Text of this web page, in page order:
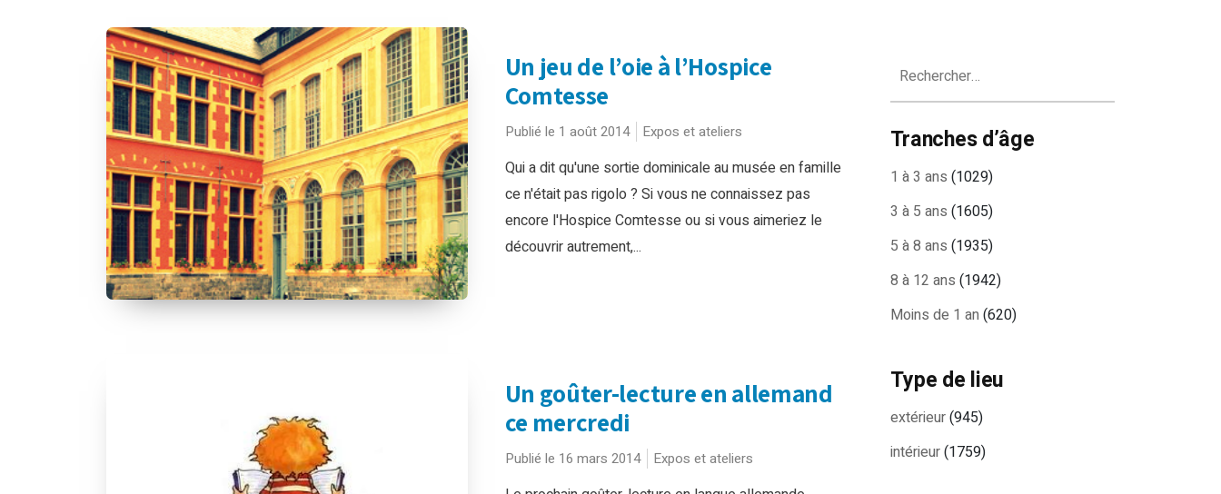
Un jeu de l’oie à l’Hospice
Comtesse
Publié le 1 août 2014 Expos et ateliers
Qui a dit qu'une sortie dominicale au musée en famille
ce n'était pas rigolo ? Si vous ne connaissez pas
encore l'Hospice Comtesse ou si vous aimeriez le
découvrir autrement,...
Un goûter-lecture en allemand
ce mercredi
Publié le 16 mars 2014 Expos et ateliers
Tranches d’âge
1 à 3 ans (1029)
3 à 5 ans (1605)
5 à 8 ans (1935)
8 à 12 ans (1942)
Moins de 1 an (620)
Type de lieu
extérieur(945)
intérieur(1759)